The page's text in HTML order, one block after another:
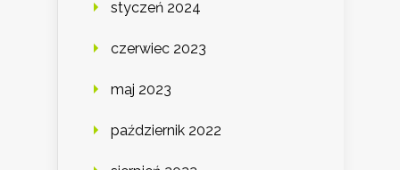
styczeń 2024
czerwiec 2023
maj 2023
październik 2022